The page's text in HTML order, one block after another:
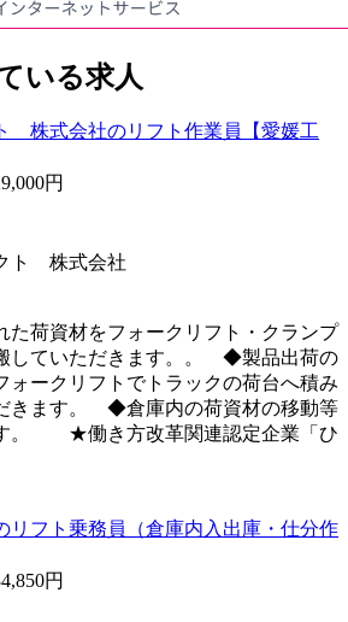
いる求人
株式会社のリフト作業員【愛媛工
円
ト 株式会社
荷資材をフォークリフト・クランプ
していただきます。。 ◆製品出荷の
ォークリフトでトラックの荷台へ積み
きます。 ◆倉庫内の荷資材の移動等
。 ★働き方改革関連認定企業「ひ
フト乗務員（倉庫内入出庫・仕分作
円